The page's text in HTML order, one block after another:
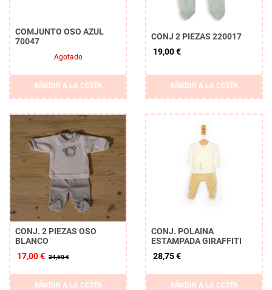
COMJUNTO OSO AZUL
70047
Agotado
AÑADIR A LA CESTA
CONJ 2 PIEZAS 220017
19,00 €
AÑADIR A LA CESTA
CONJ. 2 PIEZAS OSO
BLANCO
17,00 € 24,50 €
AÑADIR A LA CESTA
CONJ. POLAINA
ESTAMPADA GIRAFFITI
28,75 €
AÑADIR A LA CESTA